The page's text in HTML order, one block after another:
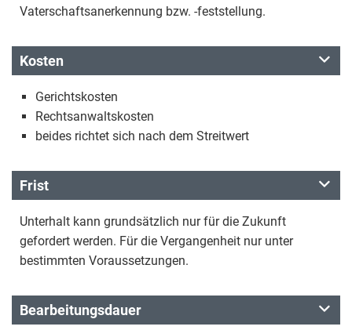
Vaterschaftsanerkennung bzw. -feststellung.
Kosten
Gerichtskosten
Rechtsanwaltskosten
beides richtet sich nach dem Streitwert
Frist
Unterhalt kann grundsätzlich nur für die Zukunft
gefordert werden. Für die Vergangenheit nur unter
bestimmten Voraussetzungen.
Bearbeitungsdauer